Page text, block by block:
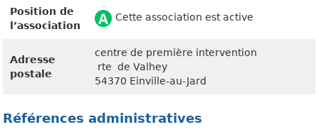
Position de
l’association
Cette association est active
Adresse
postale
centre de première intervention
rte de Valhey
54370 Einville-au-Jard
Références administratives